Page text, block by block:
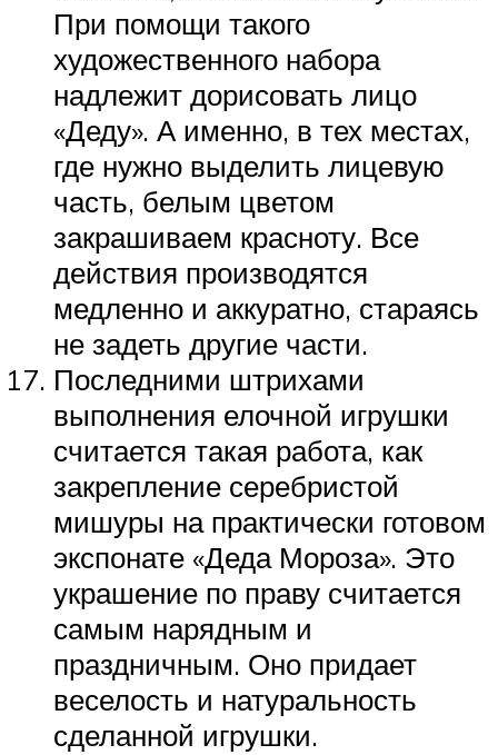
При помощи такого
художественного набора
надлежит дорисовать лицо
«Деду». А именно, в тех местах,
где нужно выделить лицевую
часть, белым цветом
закрашиваем красноту. Все
действия производятся
медленно и аккуратно, стараясь
не задеть другие части.
Последними штрихами
выполнения елочной игрушки
считается такая работа, как
закрепление серебристой
мишуры на практически готовом
экспонате «Деда Мороза». Это
украшение по праву считается
самым нарядным и
праздничным. Оно придает
веселость и натуральность
сделанной игрушки.